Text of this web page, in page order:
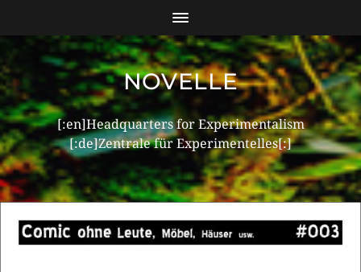
NOVELLE
[:en]Headquarters for Experimentalism
[:de]Zentrale für Experimentelles[:]